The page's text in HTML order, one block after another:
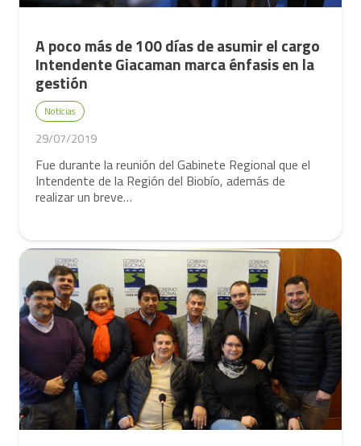
A poco más de 100 días de asumir el cargo
Intendente Giacaman marca énfasis en la
gestión
Noticias
29/07/2019
Fue durante la reunión del Gabinete Regional que el
Intendente de la Región del Biobío, además de
realizar un breve…